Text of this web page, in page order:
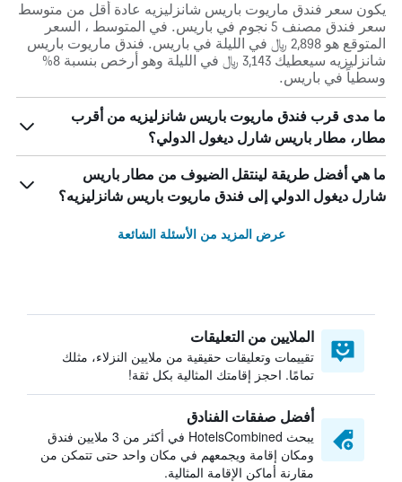
يكون سعر فندق ماريوت باريس شانزليزيه عادة أقل من متوسط
​​سعر فندق مصنف 5 نجوم في باريس. في المتوسط ، السعر
المتوقع هو 2,898 ﷼ في الليلة في باريس. فندق ماريوت باريس
شانزليزيه سيعطيك 3,143 ﷼ في الليلة وهو أرخص بنسبة 8%
وسطياً في باريس.
ما مدى قرب فندق ماريوت باريس شانزليزيه من أقرب
مطار، مطار باريس شارل ديغول الدولي؟
ما هي أفضل طريقة لينتقل الضيوف من مطار باريس
شارل ديغول الدولي إلى فندق ماريوت باريس شانزليزيه؟
عرض المزيد من الأسئلة الشائعة
الملايين من التعليقات
تقييمات وتعليقات حقيقية من ملايين النزلاء، مثلك
تمامًا. احجز إقامتك المثالية بكل ثقة!
أفضل صفقات الفنادق
يبحث HotelsCombined في أكثر من 3 ملايين فندق
ومكان إقامة ويجمعهم في مكان واحد حتى تتمكن من
مقارنة أماكن الإقامة المثالية.